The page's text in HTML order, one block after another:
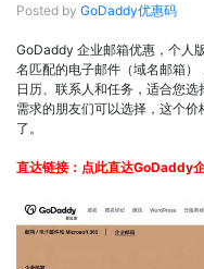
Posted by GoDaddy优惠码
GoDaddy 企业邮箱优惠，个人
名匹配的电子邮件（域名邮箱）
日历、联系人和任务，适合您
需求的朋友们可以选择，这个
了。
直达链接： 点此直达GoDaddy